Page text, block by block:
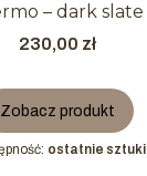
– dark slate
Cena
230,00 zł
Zobacz produkt
ostatnie sztuki